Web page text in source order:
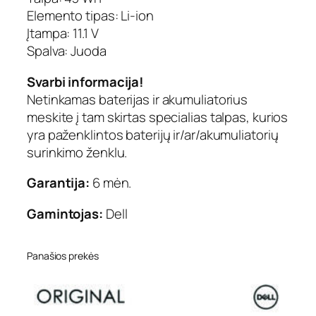
n
a
l
Elemento tipas: Li-ion
Įtampa: 11.1 V
Spalva: Juoda
Svarbi informacija!
Netinkamas baterijas ir akumuliatorius
meskite į tam skirtas specialias talpas, kurios
yra paženklintos baterijų ir/ar/akumuliatorių
surinkimo ženklu.
Garantija: 6 mėn.
Gamintojas: Dell
Panašios prekės